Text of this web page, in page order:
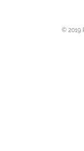
© 2019